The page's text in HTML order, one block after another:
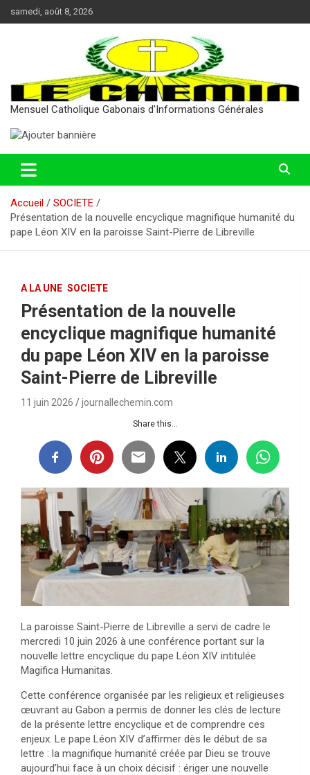
au
samedi, août 8, 2026
Mensuel Catholique Gabonais d'Informations Générales
Accueil
SOCIETE
Présentation de la nouvelle encyclique magnifique humanité du
pape Léon XIV en la paroisse Saint-Pierre de Libreville
A LA UNE SOCIETE
Présentation de la nouvelle
encyclique magnifique humanité
du pape Léon XIV en la paroisse
Saint-Pierre de Libreville
11 juin 2026 journallechemin.com
Share this...
La paroisse Saint-Pierre de Libreville a servi de cadre le
mercredi 10 juin 2026 à une conférence portant sur la
nouvelle lettre encyclique du pape Léon XIV intitulée
Magifica Humanitas.
Cette conférence organisée par les religieux et religieuses
œuvrant au Gabon a permis de donner les clés de lecture
de la présente lettre encyclique et de comprendre ces
enjeux. Le pape Léon XIV d’affirmer dès le début de sa
lettre : la magnifique humanité créée par Dieu se trouve
aujourd’hui face à un choix décisif : ériger une nouvelle